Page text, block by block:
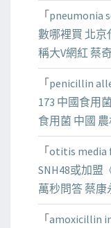
「 pneumonia
數哪裡買 北京
稱大V網紅 蔡
「 penicillin
173 中國食用
食用菌 中國
「 otitis media
SNH48或加盟
萬秒問答 蔡康
「 amoxicillin